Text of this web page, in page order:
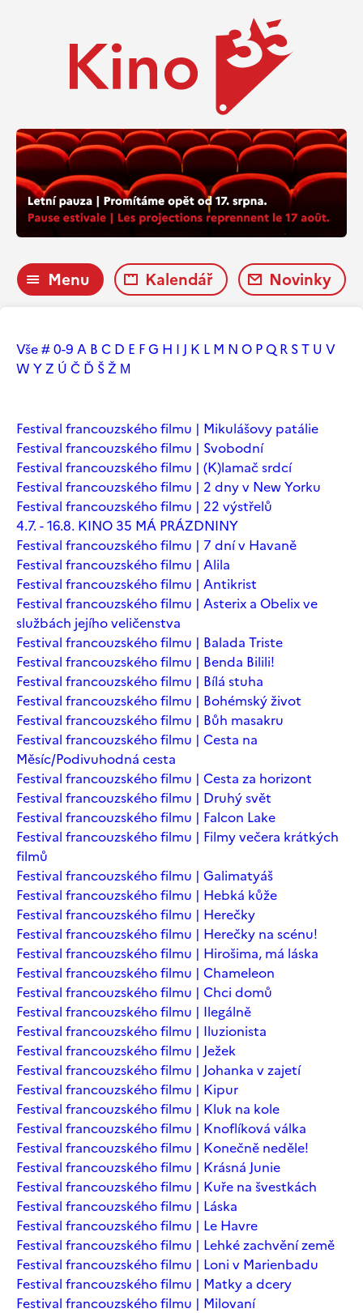
Menu Kalendář Novinky
Vše# 0-9 A B C D E FG H I J K L M N O PQ R ST U V
W YZ Ú Č Ď ŠŽ М
Festival francouzského filmu | Mikulášovy patálie
Festival francouzského filmu | Svobodní
Festival francouzského filmu | (K)lamač srdcí
Festival francouzského filmu | 2 dny v New Yorku
Festival francouzského filmu | 22 výstřelů
4.7. - 16.8. KINO 35 MÁ PRÁZDNINY
Festival francouzského filmu | 7 dní v Havaně
Festival francouzského filmu | Alila
Festival francouzského filmu | Antikrist
Festival francouzského filmu | Asterix a Obelix ve
službách jejího veličenstva
Festival francouzského filmu | Balada Triste
Festival francouzského filmu | Benda Bilili!
Festival francouzského filmu | Bílá stuha
Festival francouzského filmu | Bohémský život
Festival francouzského filmu | Bůh masakru
Festival francouzského filmu | Cesta na
Měsíc/Podivuhodná cesta
Festival francouzského filmu | Cesta za horizont
Festival francouzského filmu | Druhý svět
Festival francouzského filmu | Falcon Lake
Festival francouzského filmu | Filmy večera krátkých
filmů
Festival francouzského filmu | Galimatyáš
Festival francouzského filmu | Hebká kůže
Festival francouzského filmu | Herečky
Festival francouzského filmu | Herečky na scénu!
Festival francouzského filmu | Hirošima, má láska
Festival francouzského filmu | Chameleon
Festival francouzského filmu | Chci domů
Festival francouzského filmu | Ilegálně
Festival francouzského filmu | Iluzionista
Festival francouzského filmu | Ježek
Festival francouzského filmu | Johanka v zajetí
Festival francouzského filmu | Kipur
Festival francouzského filmu | Kluk na kole
Festival francouzského filmu | Knoflíková válka
Festival francouzského filmu | Konečně neděle!
Festival francouzského filmu | Krásná Junie
Festival francouzského filmu | Kuře na švestkách
Festival francouzského filmu | Láska
Festival francouzského filmu | Le Havre
Festival francouzského filmu | Lehké zachvění země
Festival francouzského filmu | Loni v Marienbadu
Festival francouzského filmu | Matky a dcery
Festival francouzského filmu | Milovaní